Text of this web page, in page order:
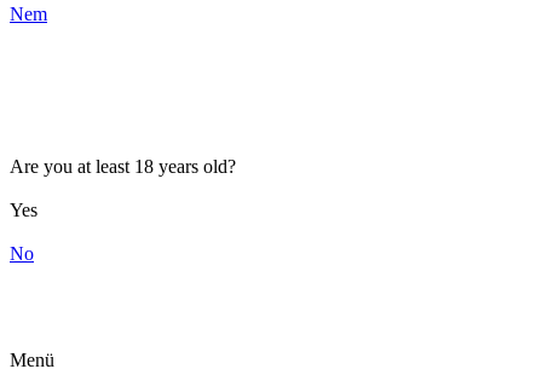
Nem
Are you at least 18 years old?
Yes
No
Menü